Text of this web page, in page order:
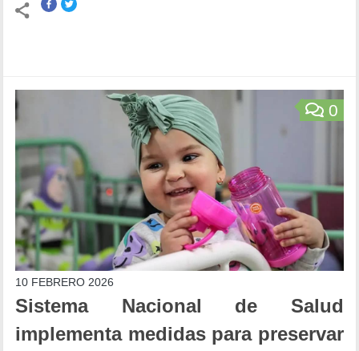
0
10 FEBRERO 2026
Sistema Nacional de Salud
implementa medidas para preservar